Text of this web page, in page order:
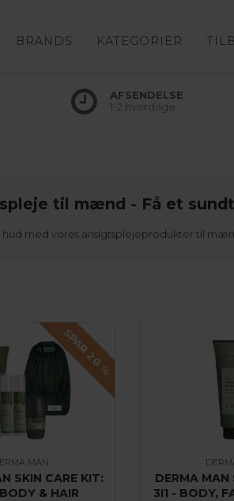
BRANDS KATEGORIER
AFSENDELSE
1-2 hverdage
til mænd - Få et
med vores ansigtsplejeprodukter til
SPAR 20
%
MAN
SKIN CARE KIT:
& HAIR
DERMA MAN
3I1 - BODY,